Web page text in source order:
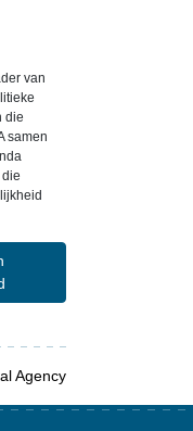
van
die
samen
Agency